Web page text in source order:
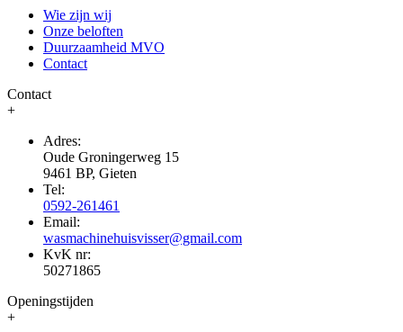
Wie zijn wij
Onze beloften
Duurzaamheid MVO
Contact
Contact
+
Adres:
Oude Groningerweg 15
9461 BP, Gieten
Tel:
0592-261461
Email:
wasmachinehuisvisser@gmail.com
KvK nr:
50271865
Openingstijden
+